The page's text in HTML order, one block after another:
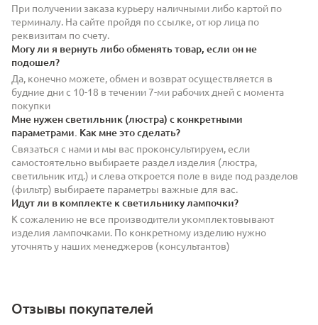
При получении заказа курьеру наличными либо картой по
терминалу. На сайте пройдя по ссылке, от юр лица по
реквизитам по счету.
Могу ли я вернуть либо обменять товар, если он не
подошел?
Да, конечно можете, обмен и возврат осуществляется в
будние дни с 10-18 в течении 7-ми рабочих дней с момента
покупки
Мне нужен светильник (люстра) с конкретными
параметрами. Как мне это сделать?
Связаться с нами и мы вас проконсультируем, если
самостоятельно выбираете раздел изделия (люстра,
светильник итд.) и слева откроется поле в виде под разделов
(фильтр) выбираете параметры важные для вас.
Идут ли в комплекте к светильнику лампочки?
К сожалению не все производители укомплектовывают
изделия лампочками. По конкретному изделию нужно
уточнять у наших менеджеров (консультантов)
Отзывы покупателей